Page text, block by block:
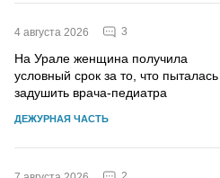
4 августа 2026 3
На Урале женщина получила
условный срок за то, что пыталась
задушить врача-педиатра
ДЕЖУРНАЯ ЧАСТЬ